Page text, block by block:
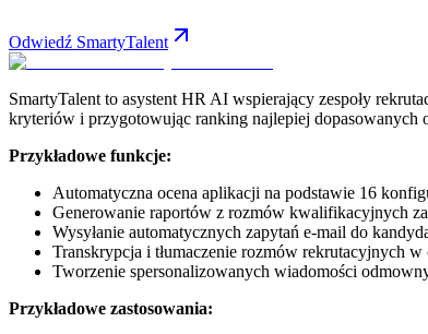
Odwiedź SmartyTalent
SmartyTalent to asystent HR AI wspierający zespoły
kryteriów i przygotowując ranking najlepiej dopasowanych
Przykładowe funkcje:
Automatyczna ocena aplikacji na podstawie 16
Generowanie raportów z rozmów kwalifikacyjnych
Wysyłanie automatycznych zapytań e-mail do
Transkrypcja i tłumaczenie rozmów rekrutacyjnych
Tworzenie spersonalizowanych wiadomości
Przykładowe zastosowania: